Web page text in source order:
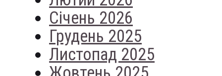
Січень 2026
Грудень 2025
Листопад 2025